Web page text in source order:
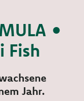
•
Jahr.